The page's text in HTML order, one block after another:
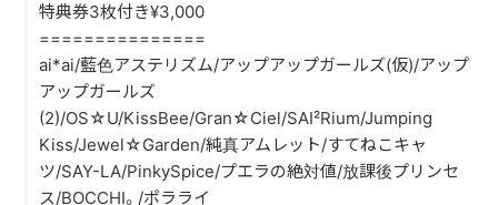
DISCOGRAPHY
特典券3枚付き¥3,000
===============
ai*ai/藍色アステリズム/アップアップガールズ(仮)/アップ
アップガールズ
(2)/OS☆︎U/KissBee/Gran☆Ciel/SAI²Rium/Jumping
Kiss/Jewel☆Garden/純真アムレット/すてねこキャ
ツ/SAY-LA/PinkySpice/プエラの絶対値/放課後プリンセ
ス/BOCCHI。/ポラライ